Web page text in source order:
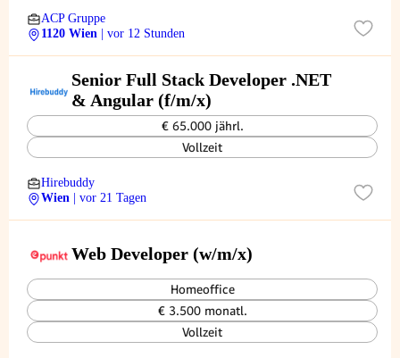
ACP Gruppe
1120 Wien
| vor 12 Stunden
Senior Full Stack Developer .NET
& Angular (f/m/x)
€ 65.000 jährl.
Vollzeit
Hirebuddy
Wien
| vor 21 Tagen
Web Developer (w/m/x)
Homeoffice
€ 3.500 monatl.
Vollzeit